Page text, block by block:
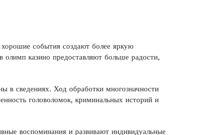
хорошие события создают более яркую
казино предоставляют больше радости,
в сведениях. Ход обработки многозначности
головоломок, криминальных историй и
воспоминания и развивают индивидуальные